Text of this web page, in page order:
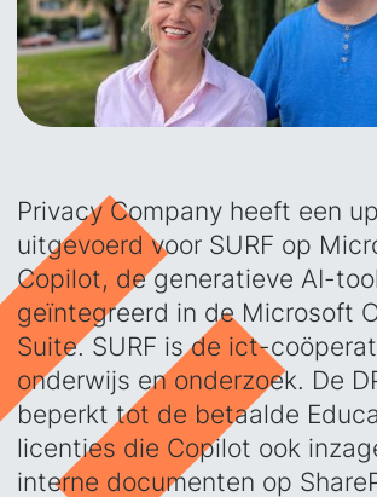
Privacy Company heeft een
uitgevoerd voor SURF op
Copilot, de generatieve AI-
geïntegreerd in de Microsoft
Suite. SURF is de ict-
onderwijs en onderzoek. De
beperkt tot de betaalde
licenties die Copilot ook
interne documenten op